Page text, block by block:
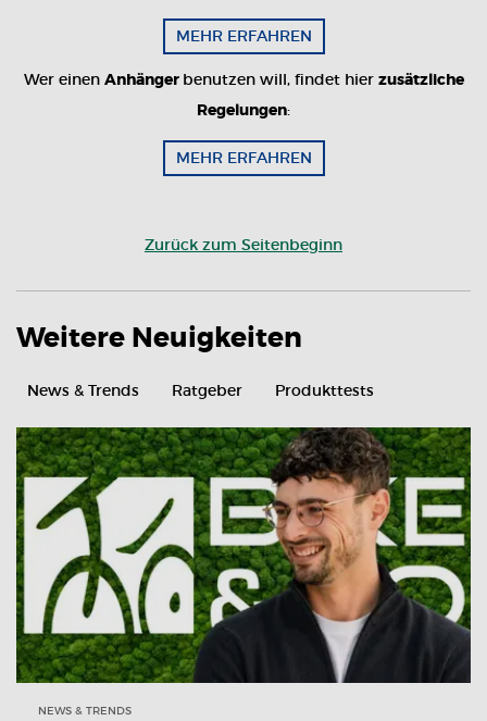
MEHR ERFAHREN
Wer einen Anhänger benutzen will, findet hier zusätzliche
Regelungen:
MEHR ERFAHREN
Zurück zum Seitenbeginn
Weitere Neuigkeiten
News & Trends Ratgeber Produkttests
NEWS & TRENDS